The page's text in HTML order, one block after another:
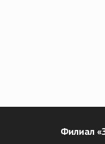
Филиал